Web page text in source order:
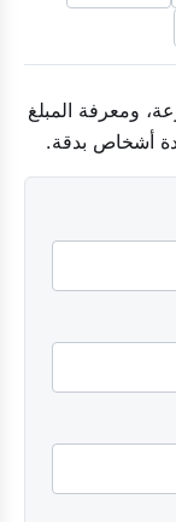
ومعرفة المبلغ
أشخاص بدقة.